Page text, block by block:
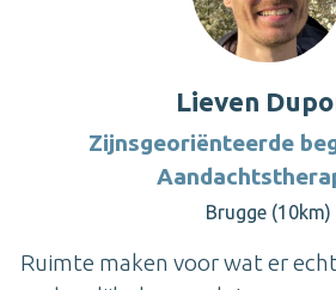
Lieven
Zijnsgeoriënteerde
Brugge (10km)
Ruimte maken voor wat er